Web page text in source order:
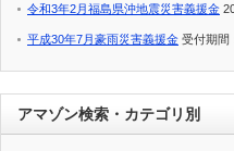
令和3年2月福島県沖地震災害義援金
平成30年7月豪雨災害義援金 受付期間
アマゾン検索・カテゴリ別